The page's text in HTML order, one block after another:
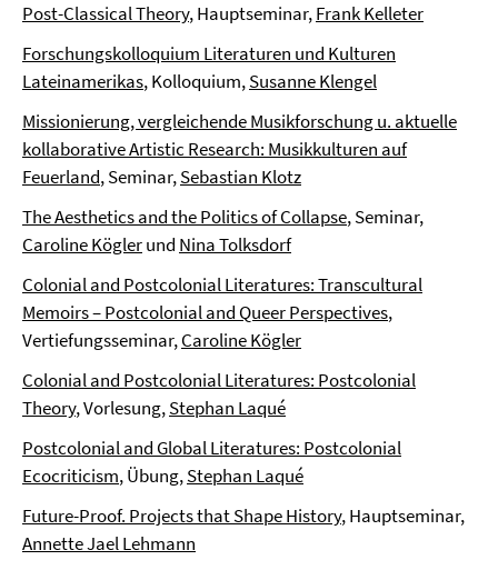
Post-Classical Theory, Hauptseminar,Frank Kelleter
Forschungskolloquium Literaturen und Kulturen
Lateinamerikas, Kolloquium,Susanne Klengel
Missionierung, vergleichende Musikforschung u. aktuelle
kollaborative Artistic Research: Musikkulturen auf
Feuerland, Seminar,Sebastian Klotz
The Aesthetics and the Politics of Collapse, Seminar,
Caroline Köglerund Nina Tolksdorf
Colonial and Postcolonial Literatures: Transcultural
Memoirs – Postcolonial and Queer Perspectives,
Vertiefungsseminar,Caroline Kögler
Colonial and Postcolonial Literatures: Postcolonial
Theory, Vorlesung,Stephan Laqué
Postcolonial and Global Literatures: Postcolonial
Ecocriticism, Übung,Stephan Laqué
Future-Proof. Projects that Shape History, Hauptseminar,
Annette Jael Lehmann